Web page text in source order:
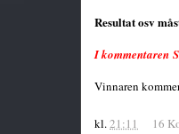
Resultat osv
I kommentaren
Vinnaren
kl.21:11 16